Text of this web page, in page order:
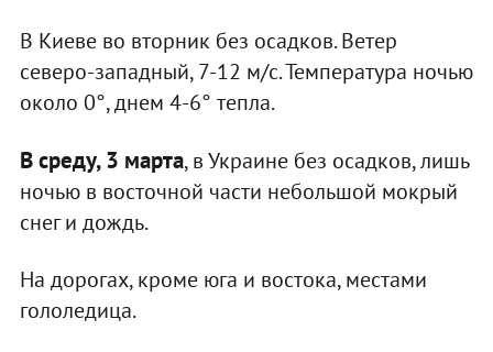
В Киеве во вторник без осадков. Ветер
северо-западный, 7-12 м/с. Температура ночью
около 0°, днем 4-6° тепла.
В среду, 3 марта, в Украине без осадков, лишь
ночью в восточной части небольшой мокрый
снег и дождь.
На дорогах, кроме юга и востока, местами
гололедица.